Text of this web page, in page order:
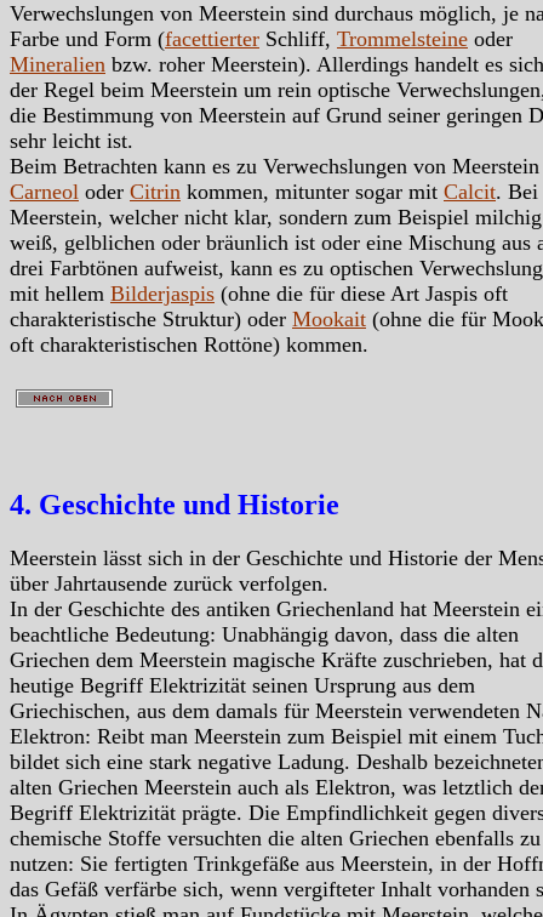
Verwechslungen von Meerstein sind durchaus möglich, je
Farbe und Form (facettierter Schliff, Trommelsteine oder
Mineralien bzw. roher Meerstein). Allerdings handelt es
der Regel beim Meerstein um rein optische
die Bestimmung von Meerstein auf Grund seiner geringen
sehr leicht ist.
Beim Betrachten kann es zu Verwechslungen von
Carneol oder Citrin kommen, mitunter sogar mit Calcit. Bei
Meerstein, welcher nicht klar, sondern zum Beispiel milchig
weiß, gelblichen oder bräunlich ist oder eine Mischung aus
drei Farbtönen aufweist, kann es zu optischen
mit hellem Bilderjaspis (ohne die für diese Art Jaspis oft
charakteristische Struktur) oder Mookait (ohne die für
oft charakteristischen Rottöne) kommen.
4. Geschichte und Historie
Meerstein lässt sich in der Geschichte und Historie der
über Jahrtausende zurück verfolgen.
In der Geschichte des antiken Griechenland hat Meerstein
beachtliche Bedeutung: Unabhängig davon, dass die alten
Griechen dem Meerstein magische Kräfte zuschrieben, hat
heutige Begriff Elektrizität seinen Ursprung aus dem
Griechischen, aus dem damals für Meerstein verwendeten
Elektron: Reibt man Meerstein zum Beispiel mit einem
bildet sich eine stark negative Ladung. Deshalb
alten Griechen Meerstein auch als Elektron, was letztlich
Begriff Elektrizität prägte. Die Empfindlichkeit gegen
chemische Stoffe versuchten die alten Griechen ebenfalls zu
nutzen: Sie fertigten Trinkgefäße aus Meerstein, in der
das Gefäß verfärbe sich, wenn vergifteter Inhalt vorhanden